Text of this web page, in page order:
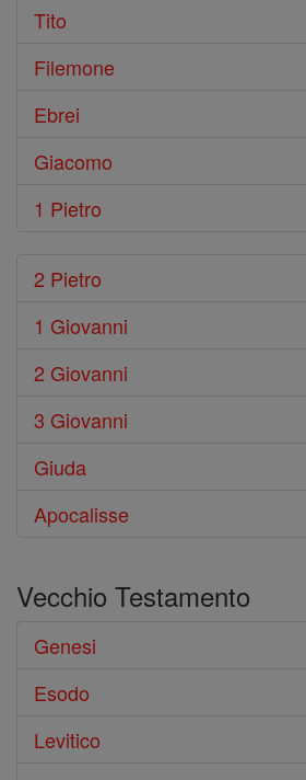
Tito
Filemone
Ebrei
Giacomo
1 Pietro
2 Pietro
1 Giovanni
2 Giovanni
3 Giovanni
Giuda
Apocalisse
Vecchio Testamento
Genesi
Esodo
Levitico